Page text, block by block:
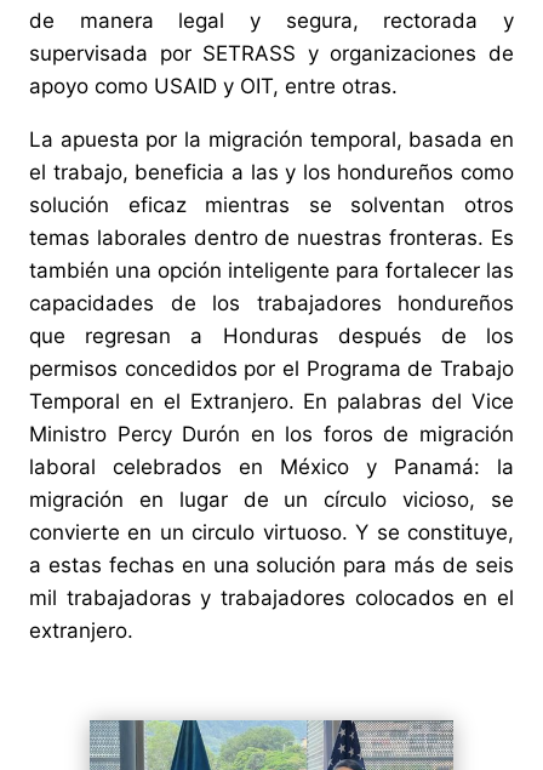
de manera legal y segura, rectorada y
supervisada por SETRASS y organizaciones de
apoyo como USAID y OIT, entre otras.
La apuesta por la migración temporal, basada en
el trabajo, beneficia a las y los hondureños como
solución eficaz mientras se solventan otros
temas laborales dentro de nuestras fronteras. Es
también una opción inteligente para fortalecer las
capacidades de los trabajadores hondureños
que regresan a Honduras después de los
permisos concedidos por el Programa de Trabajo
Temporal en el Extranjero. En palabras del Vice
Ministro Percy Durón en los foros de migración
laboral celebrados en México y Panamá: la
migración en lugar de un círculo vicioso, se
convierte en un circulo virtuoso. Y se constituye,
a estas fechas en una solución para más de seis
mil trabajadoras y trabajadores colocados en el
extranjero.